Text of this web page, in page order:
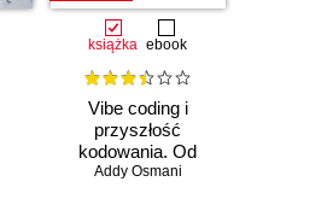
książka ebook
Vibe coding i
przyszłość
kodowania. Od
programisty do
Addy Osmani